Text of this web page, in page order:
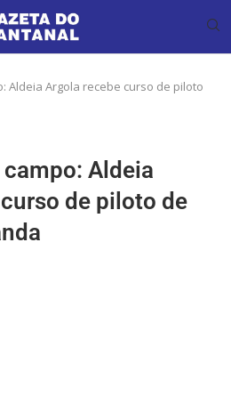
Aldeia Argola recebe curso de piloto
Aldeia
de piloto de